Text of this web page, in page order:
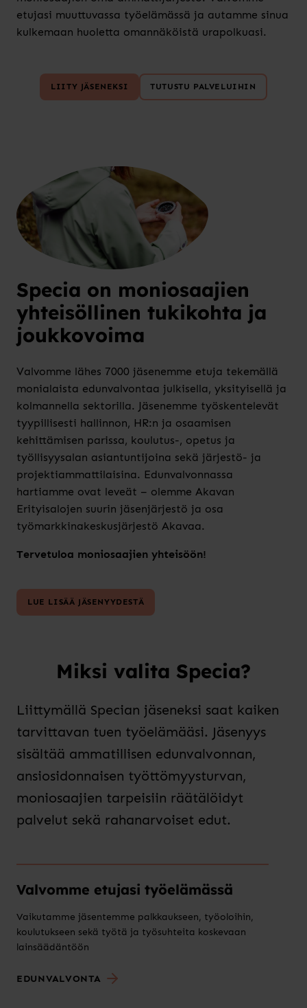
etujasi muuttuvassa työelämässä ja autamme sinua
kulkemaan huoletta omannäköistä urapolkuasi.
LIITY JÄSENEKSI TUTUSTU PALVELUIHIN
Specia on moniosaajien
yhteisöllinen tukikohta ja
joukkovoima
Valvomme lähes 7000 jäsenemme etuja tekemällä
monialaista edunvalvontaa julkisella, yksityisellä ja
kolmannella sektorilla. Jäsenemme työskentelevät
tyypillisesti hallinnon, HR:n ja osaamisen
kehittämisen parissa, koulutus-, opetus ja
työllisyysalan asiantuntijoina sekä järjestö- ja
projektiammattilaisina. Edunvalvonnassa
hartiamme ovat leveät – olemme Akavan
Erityisalojen suurin jäsenjärjestö ja osa
työmarkkinakeskusjärjestö Akavaa.
Tervetuloa moniosaajien yhteisöön!
LUE LISÄÄ JÄSENYYDESTÄ
Miksi valita Specia?
Liittymällä Specian jäseneksi saat kaiken
tarvittavan tuen työelämääsi. Jäsenyys
sisältää ammatillisen edunvalvonnan,
ansiosidonnaisen työttömyysturvan,
moniosaajien tarpeisiin räätälöidyt
palvelut sekä rahanarvoiset edut.
Valvomme etujasi työelämässä
Vaikutamme jäsentemme palkkaukseen, työoloihin,
koulutukseen sekä työtä ja työsuhteita koskevaan
lainsäädäntöön
EDUNVALVONTA